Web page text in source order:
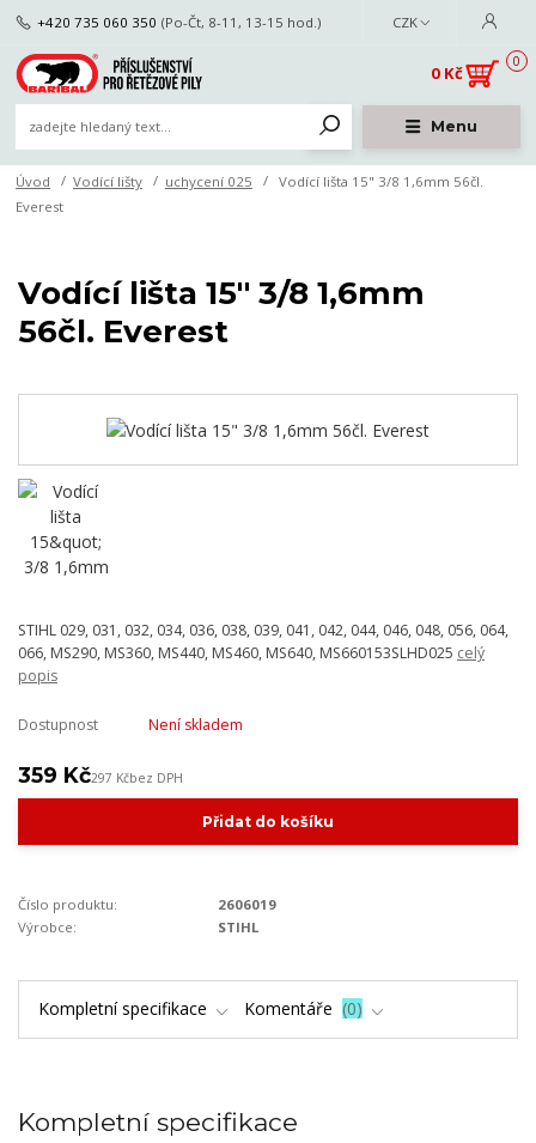
Menu
CZK
+420 735 060 350 (Po-Čt, 8-11, 13-15 hod.)
0
0 Kč
Úvod Vodící lišty uchycení 025
Vodící lišta 15" 3/8 1,6mm 56čl.
Everest
Vodící lišta 15" 3/8 1,6mm
56čl. Everest
STIHL 029, 031, 032, 034, 036, 038, 039, 041, 042, 044, 046, 048, 056, 064,
066, MS290, MS360, MS440, MS460, MS640, MS660153SLHD025 celý
popis
Dostupnost Není skladem
359 Kč297 Kčbez DPH
Přidat do košíku
Číslo produktu:
2606019
Výrobce:
STIHL
Kompletní specifikace Komentáře 0
Kompletní specifikace